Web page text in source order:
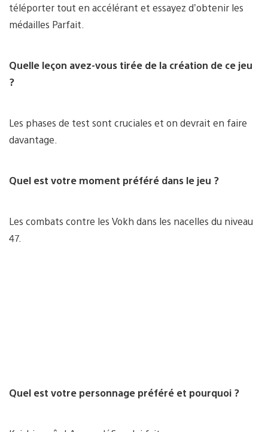
téléporter tout en accélérant et essayez d’obtenir les
médailles Parfait.
Quelle leçon avez-vous tirée de la création de ce jeu
?
Les phases de test sont cruciales et on devrait en faire
davantage.
Quel est votre moment préféré dans le jeu ?
Les combats contre les Vokh dans les nacelles du niveau
47.
Quel est votre personnage préféré et pourquoi ?